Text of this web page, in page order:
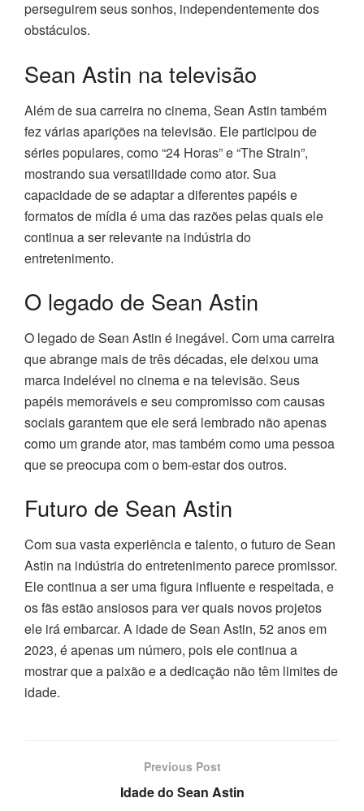
perseguirem seus sonhos, independentemente dos
obstáculos.
Sean Astin na televisão
Além de sua carreira no cinema, Sean Astin também
fez várias aparições na televisão. Ele participou de
séries populares, como “24 Horas” e “The Strain”,
mostrando sua versatilidade como ator. Sua
capacidade de se adaptar a diferentes papéis e
formatos de mídia é uma das razões pelas quais ele
continua a ser relevante na indústria do
entretenimento.
O legado de Sean Astin
O legado de Sean Astin é inegável. Com uma carreira
que abrange mais de três décadas, ele deixou uma
marca indelével no cinema e na televisão. Seus
papéis memoráveis e seu compromisso com causas
sociais garantem que ele será lembrado não apenas
como um grande ator, mas também como uma pessoa
que se preocupa com o bem-estar dos outros.
Futuro de Sean Astin
Com sua vasta experiência e talento, o futuro de Sean
Astin na indústria do entretenimento parece promissor.
Ele continua a ser uma figura influente e respeitada, e
os fãs estão ansiosos para ver quais novos projetos
ele irá embarcar. A idade de Sean Astin, 52 anos em
2023, é apenas um número, pois ele continua a
mostrar que a paixão e a dedicação não têm limites de
idade.
Previous Post
Idade do Sean Astin